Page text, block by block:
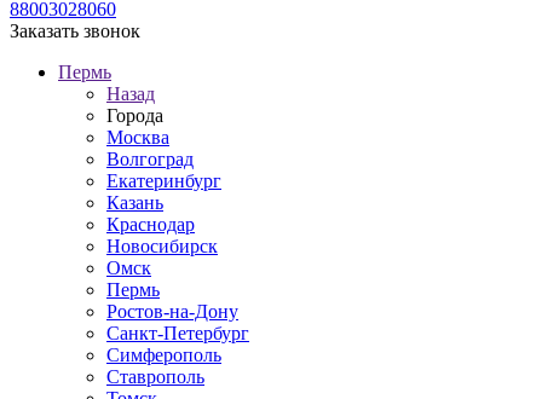
88003028060
Заказать звонок
Пермь
Назад
Города
Москва
Волгоград
Екатеринбург
Казань
Краснодар
Новосибирск
Омск
Пермь
Ростов-на-Дону
Санкт-Петербург
Симферополь
Ставрополь